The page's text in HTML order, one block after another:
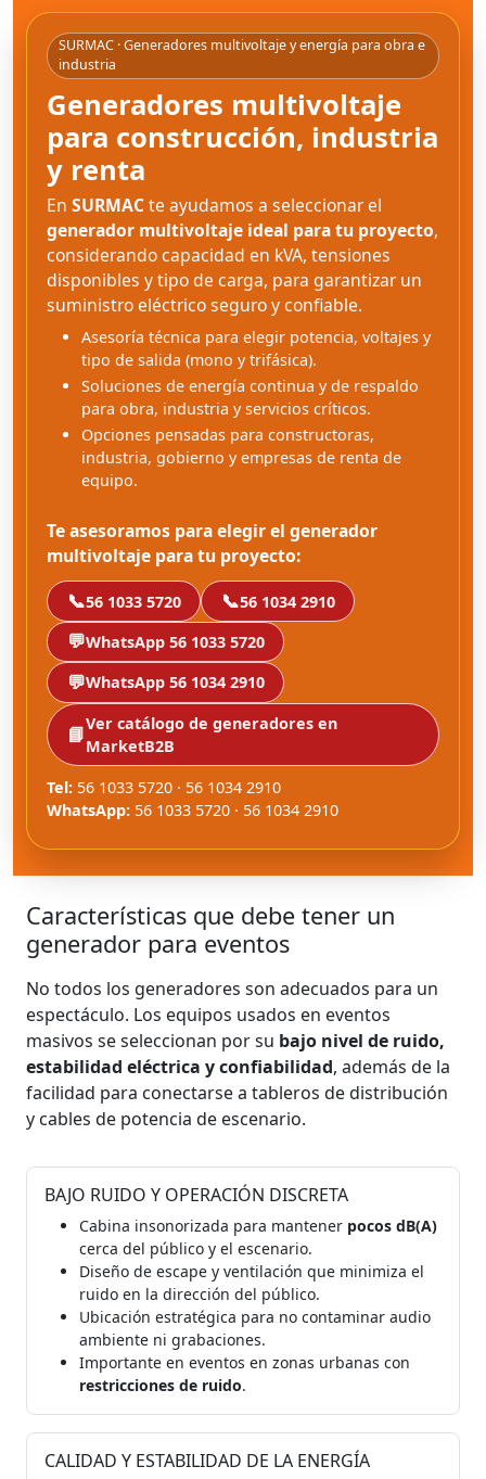
SURMAC · Generadores multivoltaje y energía para obra e
industria
Generadores multivoltaje
para construcción, industria
y renta
En SURMACte ayudamos a seleccionar el
generador multivoltaje ideal para tu proyecto,
considerando capacidad en kVA, tensiones
disponibles y tipo de carga, para garantizar un
suministro eléctrico seguro y confiable.
Asesoría técnica para elegir potencia, voltajes y
tipo de salida (mono y trifásica).
Soluciones de energía continua y de respaldo
para obra, industria y servicios críticos.
Opciones pensadas para constructoras,
industria, gobierno y empresas de renta de
equipo.
Te asesoramos para elegir el generador
multivoltaje para tu proyecto:
📞56 1033 5720 📞56 1034 2910
💬WhatsApp 56 1033 5720
💬WhatsApp 56 1034 2910
📘Ver catálogo de generadores en
MarketB2B
Tel: 56 1033 5720 · 56 1034 2910
WhatsApp: 56 1033 5720 · 56 1034 2910
Características que debe tener un
generador para eventos
No todos los generadores son adecuados para un
espectáculo. Los equipos usados en eventos
masivos se seleccionan por su bajo nivel de ruido,
estabilidad eléctrica y confiabilidad, además de la
facilidad para conectarse a tableros de distribución
y cables de potencia de escenario.
BAJO RUIDO Y OPERACIÓN DISCRETA
Cabina insonorizada para mantener pocos dB(A)
cerca del público y el escenario.
Diseño de escape y ventilación que minimiza el
ruido en la dirección del público.
Ubicación estratégica para no contaminar audio
ambiente ni grabaciones.
Importante en eventos en zonas urbanas con
restricciones de ruido.
CALIDAD Y ESTABILIDAD DE LA ENERGÍA